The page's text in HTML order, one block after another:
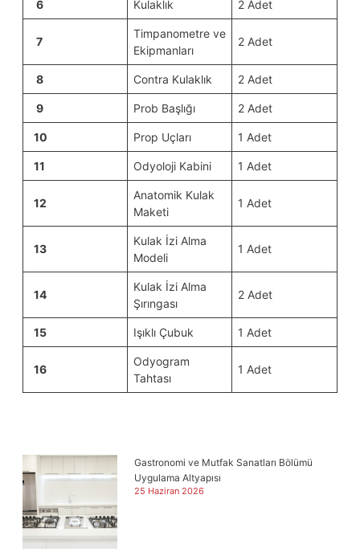
6 Kulaklık 2 Adet
7
Timpanometre ve
Ekipmanları
2 Adet
8 Contra Kulaklık 2 Adet
9 Prob Başlığı 2 Adet
10 Prop Uçları 1 Adet
11 Odyoloji Kabini 1 Adet
12
Anatomik Kulak
Maketi
1 Adet
13
Kulak İzi Alma
Modeli
1 Adet
14
Kulak İzi Alma
Şırıngası
2 Adet
15 Işıklı Çubuk 1 Adet
16
Odyogram
Tahtası
1 Adet
Gastronomi ve Mutfak Sanatları Bölümü
Uygulama Altyapısı
25 Haziran 2026